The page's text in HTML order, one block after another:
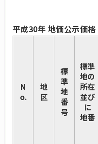
平成30年 地価公示価格
N
o.
地
区
標
準
地
番
号
標準
地の
所在
並び
に
地番